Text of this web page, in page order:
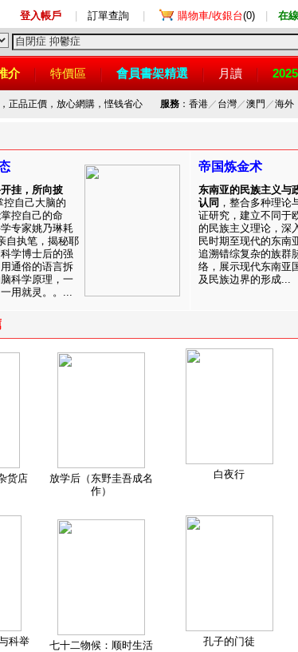
登入帳戶 訂單查詢 購物車/收銀台(0) 在
介 特價區 會員書架精選 月讀
正品正價，放心網購，悭钱省心 服務：香港／ 台灣／澳門 ／海外
挂，所向披
控自己大脑的
控自己的命
专家姚乃琳耗
自执笔，揭秘耶
学博士后的强
通俗的语言拆
科学原理，一
用就灵。。...
帝国炼金术
东南亚的民族主义与
认同 ，整合多种理论
证研究，建立不同于
的民族主义理论，深
民时期至现代的东南
追溯错综复杂的族群
络，展示现代东南亚
及民族边界的形成...
货店
放学后（东野圭吾成名
作）
白夜行
科举 七十二物候：顺时生活 孔子的门徒